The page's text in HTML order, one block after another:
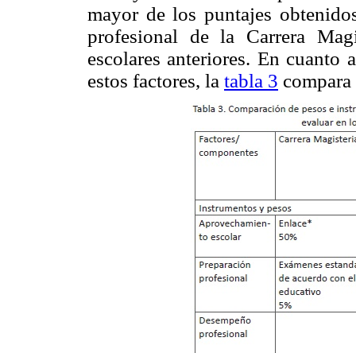
mayor de los puntajes
profesional de la Carrera
escolares anteriores. En cuanto
estos factores, la tabla 3